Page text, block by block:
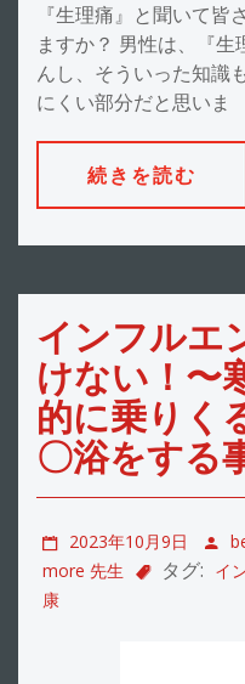
『生理痛』と聞いて皆
ますか？ 男性は、『
んし、そういった知識
にくい部分だと思いま
続きを読む
インフルエ
けない！〜
的に乗りく
〇浴をする
2023年10月9日
more 先生
タグ: イ
康